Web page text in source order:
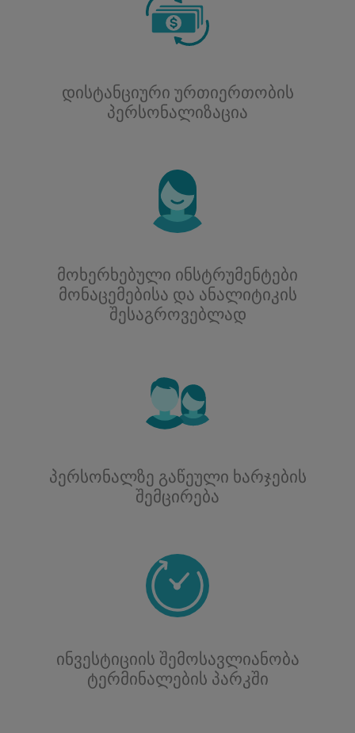
დისტანციური ურთიერთობის
პერსონალიზაცია
მოხერხებული ინსტრუმენტები
მონაცემებისა და ანალიტიკის
შესაგროვებლად
პერსონალზე გაწეული ხარჯების
შემცირება
ინვესტიციის შემოსავლიანობა
ტერმინალების პარკში